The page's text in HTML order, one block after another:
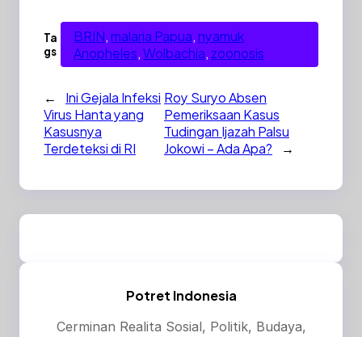
Ta
gs
BRIN, malaria Papua, nyamuk
Anopheles, Wolbachia, zoonosis
←
Ini Gejala Infeksi
Virus Hanta yang
Kasusnya
Terdeteksi di RI
Roy Suryo Absen
Pemeriksaan Kasus
Tudingan Ijazah Palsu
Jokowi – Ada Apa?
→
Potret Indonesia
Cerminan Realita Sosial, Politik, Budaya,